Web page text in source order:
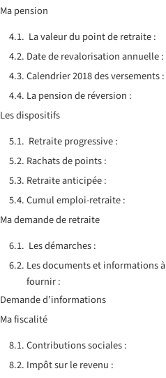
Ma pension
La valeur du point de retraite :
Date de revalorisation annuelle :
Calendrier 2018 des versements :
La pension de réversion :
Les dispositifs
Retraite progressive :
Rachats de points :
Retraite anticipée :
Cumul emploi-retraite :
Ma demande de retraite
Les démarches :
Les documents et informations à
fournir :
Demande d’informations
Ma fiscalité
Contributions sociales :
Impôt sur le revenu :